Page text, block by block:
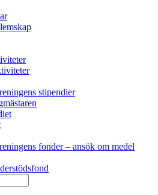
stipendier
fonder – ansök om medel